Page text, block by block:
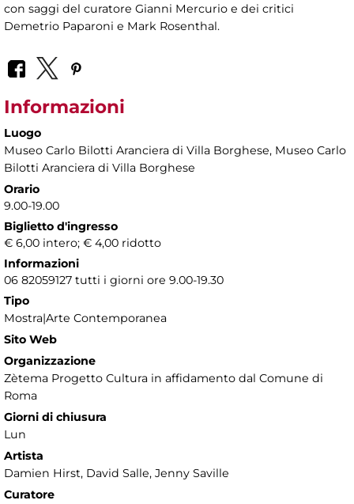
con saggi del curatore Gianni Mercurio e dei critici
Demetrio Paparoni e Mark Rosenthal.
Informazioni
Luogo
Museo Carlo Bilotti Aranciera di Villa Borghese, Museo Carlo
Bilotti Aranciera di Villa Borghese
Orario
9.00-19.00
Biglietto d'ingresso
€ 6,00 intero; € 4,00 ridotto
Informazioni
06 82059127 tutti i giorni ore 9.00-19.30
Tipo
Mostra|Arte Contemporanea
Sito Web
Organizzazione
Zètema Progetto Cultura in affidamento dal Comune di
Roma
Giorni di chiusura
Lun
Artista
Damien Hirst, David Salle, Jenny Saville
Curatore